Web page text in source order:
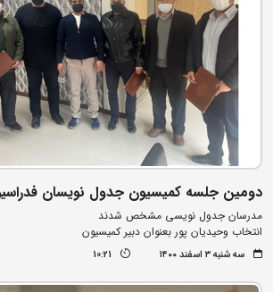
دومین جلسه کمیسیون جدول نویسان
مدرسان جدول نویسی مشخص شدند
انتخاب وحیدیان پور بعنوان دبیر کمیسیون
سه شنبه ۳ اسفند ۱۴۰۰ 10:21